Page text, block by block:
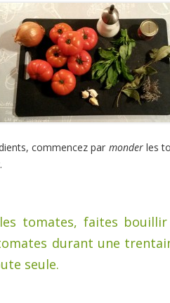
commencez par monderles
tomates, faites
durant une
seule.